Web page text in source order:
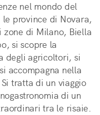
nel mondo del
province di Novara,
zone di Milano, Biella
si scopre la
degli agricoltori, si
accompagna nella
tratta di un viaggio
di un
tra le risaie.